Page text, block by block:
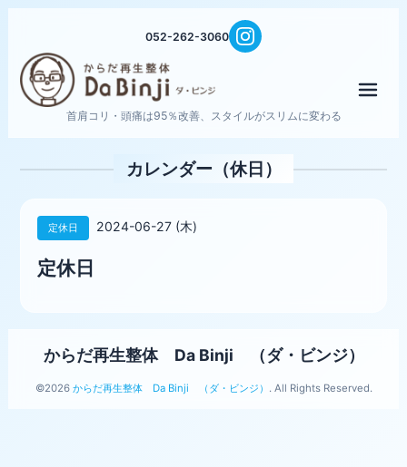
052-262-3060
首肩コリ・頭痛は95％改善、スタイルがスリムに変わる
カレンダー（休日）
定休日 2024-06-27 (木)
定休日
からだ再生整体 Da Binji （ダ・ビンジ）
©2026 からだ再生整体 Da Binji （ダ・ビンジ） . All Rights Reserved.